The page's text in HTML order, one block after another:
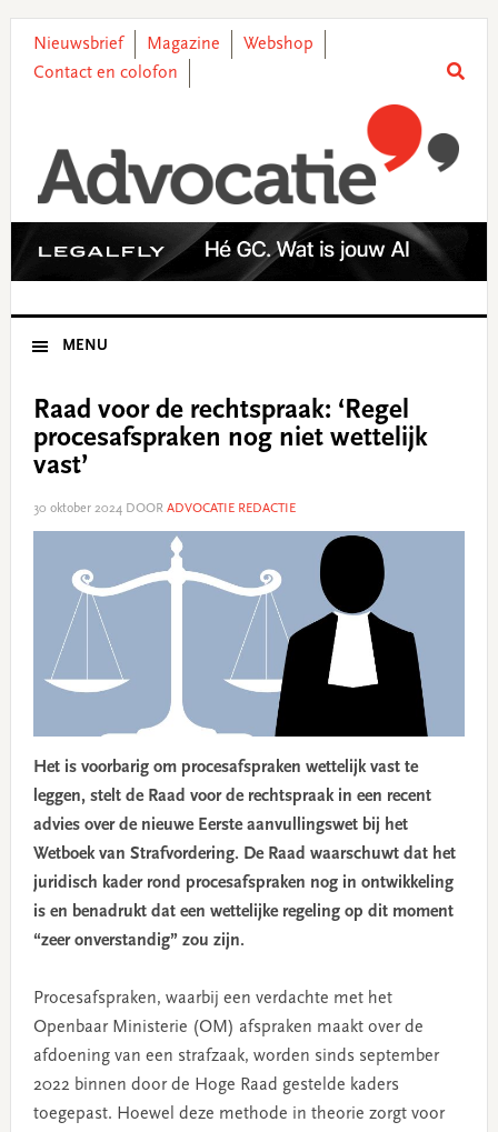
primary
main
primary
footer
Nieuwsbrief Magazine
Webshop
Contact en colofon
MENU
Raad voor de rechtspraak: ‘Regel
procesafspraken nog niet wettelijk
vast’
30 oktober 2024DOOR ADVOCATIE REDACTIE
Het is voorbarig om procesafspraken wettelijk vast te
leggen, stelt de Raad voor de rechtspraak in een recent
advies over de nieuwe Eerste aanvullingswet bij het
Wetboek van Strafvordering. De Raad waarschuwt dat het
juridisch kader rond procesafspraken nog in ontwikkeling
is en benadrukt dat een wettelijke regeling op dit moment
“zeer onverstandig” zou zijn.
Procesafspraken, waarbij een verdachte met het
Openbaar Ministerie (OM) afspraken maakt over de
afdoening van een strafzaak, worden sinds september
2022 binnen door de Hoge Raad gestelde kaders
toegepast. Hoewel deze methode in theorie zorgt voor